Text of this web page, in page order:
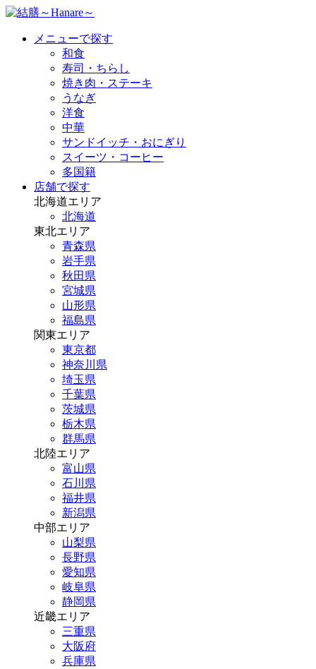
メニューで探す
和食
寿司・ちらし
焼き肉・ステーキ
うなぎ
洋食
中華
サンドイッチ・おにぎり
スイーツ・コーヒー
多国籍
店舗で探す
北海道エリア
北海道
東北エリア
青森県
岩手県
秋田県
宮城県
山形県
福島県
関東エリア
東京都
神奈川県
埼玉県
千葉県
茨城県
栃木県
群馬県
北陸エリア
富山県
石川県
福井県
新潟県
中部エリア
山梨県
長野県
愛知県
岐阜県
静岡県
近畿エリア
三重県
大阪府
兵庫県